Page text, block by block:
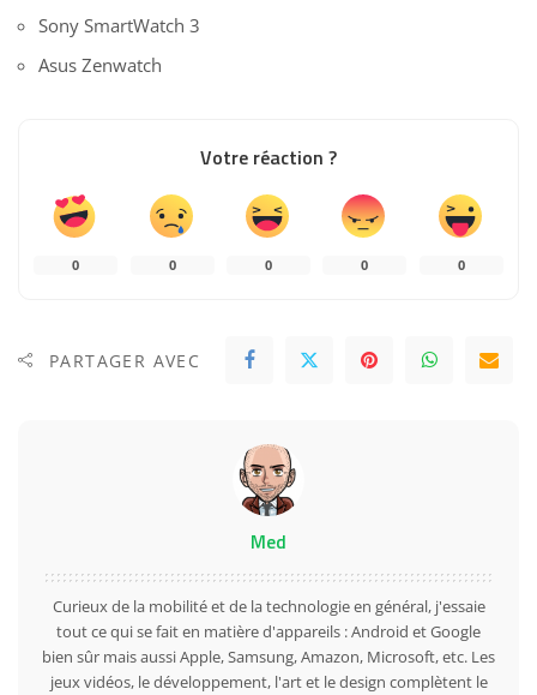
Sony SmartWatch 3
Asus Zenwatch
Votre réaction ?
0 0 0 0 0
PARTAGER AVEC
Med
Curieux de la mobilité et de la technologie en général, j'essaie
tout ce qui se fait en matière d'appareils : Android et Google
bien sûr mais aussi Apple, Samsung, Amazon, Microsoft, etc. Les
jeux vidéos, le développement, l'art et le design complètent le